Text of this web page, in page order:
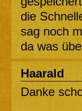
die
sag noch
da was
Haarald
Danke